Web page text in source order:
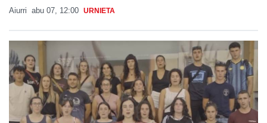
Aiurri abu 07, 12:00 URNIETA